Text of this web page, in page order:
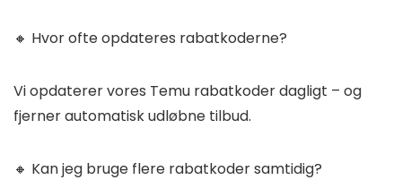
🔸 Hvor ofte opdateres rabatkoderne?
Vi opdaterer vores Temu rabatkoder dagligt – og
fjerner automatisk udløbne tilbud.
🔸 Kan jeg bruge flere rabatkoder samtidig?